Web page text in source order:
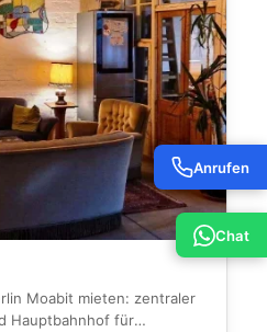
Moabit mieten: zentraler
Hauptbahnhof für
Anrufen
Chat